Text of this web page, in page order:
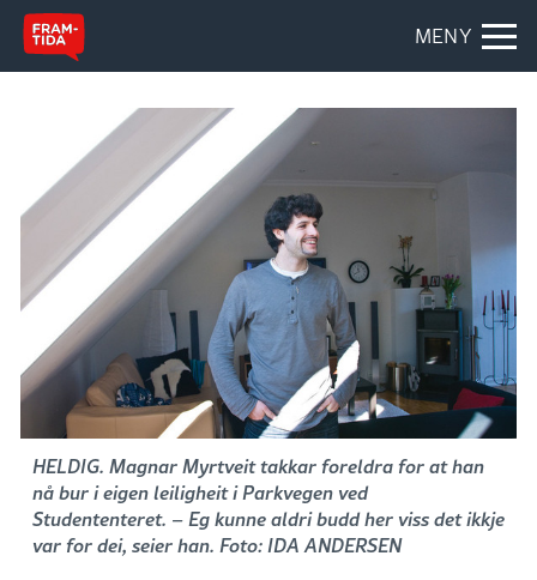
MENY
HELDIG. Magnar Myrtveit takkar foreldra for at han
nå bur i eigen leiligheit i Parkvegen ved
Studententeret. – Eg kunne aldri budd her viss det ikkje
var for dei, seier han. Foto: IDA ANDERSEN